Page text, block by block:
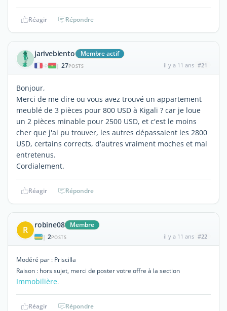
Réagir Répondre
jarivebiento Membre actif
| 27POSTS il y a 11 ans #21
Bonjour,
Merci de me dire ou vous avez trouvé un appartement
meublé de 3 pièces pour 800 USD à Kigali ? car je loue
un 2 pièces minable pour 2500 USD, et c'est le moins
cher que j'ai pu trouver, les autres dépassaient les 2800
USD, certains corrects, d'autres vraiment moches et mal
entretenus.
Cordialement.
Réagir Répondre
R robine08 Membre
| 2POSTS il y a 11 ans #22
Modéré par : Priscilla
Raison : hors sujet, merci de poster votre offre à la section
Immobilière.
Réagir Répondre